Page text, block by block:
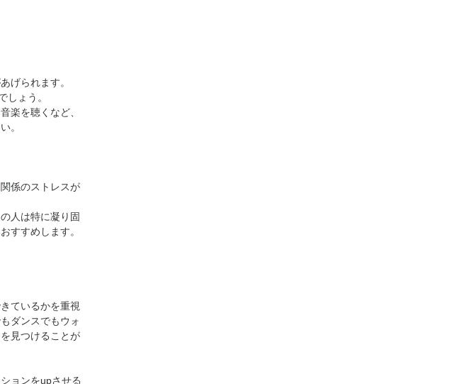
げられます。
しょう。
楽を聴くなど、
。
係のストレスが
人は特に凝り固
すすめします。
ているかを重視
ダンスでもウォ
見つけることが
ョンをupさせる